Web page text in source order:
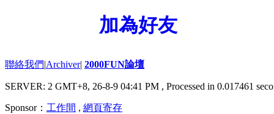
加為好友
聯絡我們|Archiver| 2000FUN論壇
SERVER: 2 GMT+8, 26-8-9 04:41 PM , Processed in 0.017461
Sponsor： 工作間 , 網頁寄存